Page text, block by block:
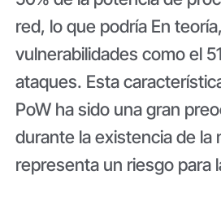
red, lo que podría En
vulnerabilidades como el
ataques. Esta
PoW ha sido una gran
durante la existencia de la
representa un riesgo para